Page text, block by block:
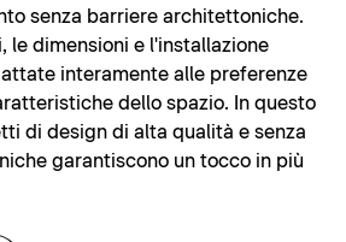
senza barriere architettoniche.
le dimensioni e l'installazione
interamente alle preferenze
dello spazio. In questo
di design di alta qualità e senza
garantiscono un tocco in più